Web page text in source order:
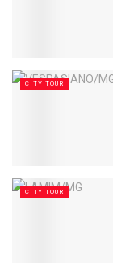
CITY TOUR
CITY TOUR